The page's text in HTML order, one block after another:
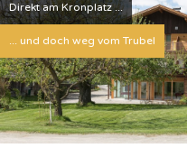
Direkt am Kronplatz ...
... und doch weg vom Trubel